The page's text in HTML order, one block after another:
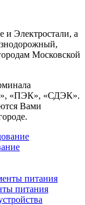
и Электростали, а
Московской
«ПЭК», «СДЭК».
Вами
питания